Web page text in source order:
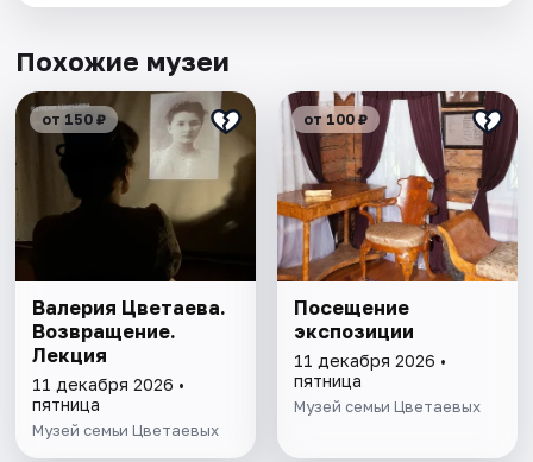
Похожие музеи
от 150 ₽
Валерия Цветаева.
Возвращение.
Лекция
11 декабря 2026 •
пятница
Музей семьи Цветаевых
от 100 ₽
Посещение
экспозиции
11 декабря 2026 •
пятница
Музей семьи Цветаевых